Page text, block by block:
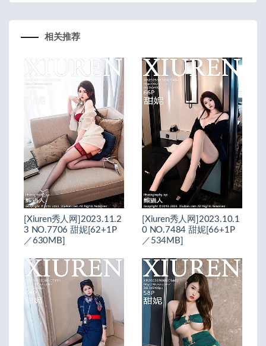
相关推荐
[Xiuren秀人网]2023.11.2
3 NO.7706 甜妮[62+1P
／630MB]
[Xiuren秀人网]2023.10.1
0 NO.7484 甜妮[66+1P
／534MB]